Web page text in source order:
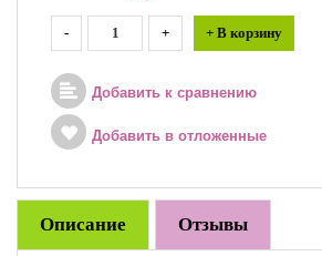
- + + В корзину
Добавить к сравнению
Добавить в отложенные
Описание Отзывы